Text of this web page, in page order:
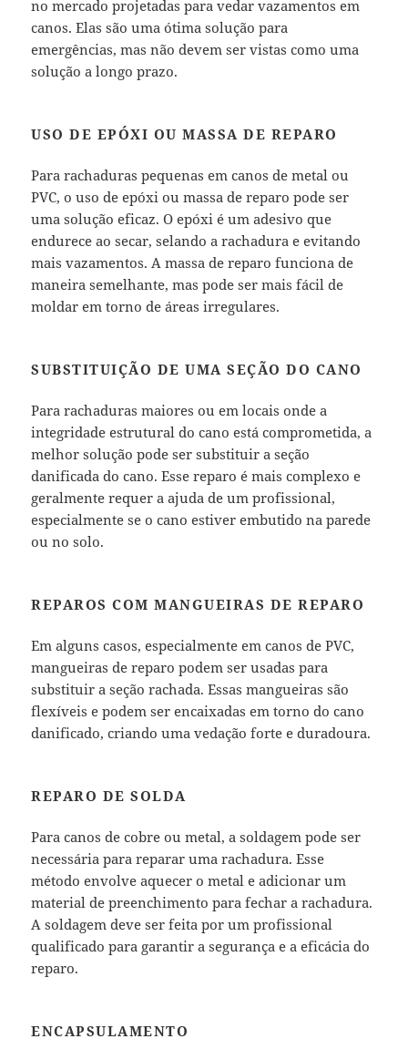
no mercado projetadas para vedar vazamentos em
canos. Elas são uma ótima solução para
emergências, mas não devem ser vistas como uma
solução a longo prazo.
USO DE EPÓXI OU MASSA DE REPARO
Para rachaduras pequenas em canos de metal ou
PVC, o uso de epóxi ou massa de reparo pode ser
uma solução eficaz. O epóxi é um adesivo que
endurece ao secar, selando a rachadura e evitando
mais vazamentos. A massa de reparo funciona de
maneira semelhante, mas pode ser mais fácil de
moldar em torno de áreas irregulares.
SUBSTITUIÇÃO DE UMA SEÇÃO DO CANO
Para rachaduras maiores ou em locais onde a
integridade estrutural do cano está comprometida, a
melhor solução pode ser substituir a seção
danificada do cano. Esse reparo é mais complexo e
geralmente requer a ajuda de um profissional,
especialmente se o cano estiver embutido na parede
ou no solo.
REPAROS COM MANGUEIRAS DE REPARO
Em alguns casos, especialmente em canos de PVC,
mangueiras de reparo podem ser usadas para
substituir a seção rachada. Essas mangueiras são
flexíveis e podem ser encaixadas em torno do cano
danificado, criando uma vedação forte e duradoura.
REPARO DE SOLDA
Para canos de cobre ou metal, a soldagem pode ser
necessária para reparar uma rachadura. Esse
método envolve aquecer o metal e adicionar um
material de preenchimento para fechar a rachadura.
A soldagem deve ser feita por um profissional
qualificado para garantir a segurança e a eficácia do
reparo.
ENCAPSULAMENTO